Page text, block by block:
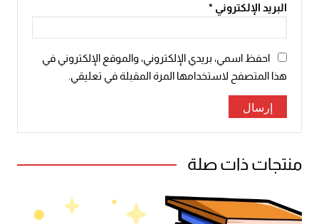
البريد الإلكتروني *
احفظ اسمي، بريدي الإلكتروني، والموقع الإلكتروني في
هذا المتصفح لاستخدامها المرة المقبلة في تعليقي.
منتجات ذات صلة